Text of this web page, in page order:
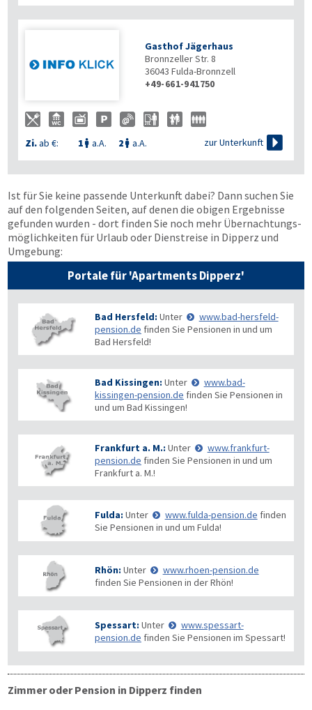
Gasthof Jägerhaus
Bronnzeller Str. 8
36043 Fulda-Bronnzell
+49-661-941750
Zi.ab €: 1  a.A. 2  a.A. zur Unterkunft 
Ist für Sie keine passende Unterkunft dabei? Dann suchen Sie
auf den folgenden Seiten, auf denen die obigen Ergebnisse
gefunden wurden - dort finden Sie noch mehr Übernachtungs­
möglichkeiten für Urlaub oder Dienstreise in Dipperz und
Umgebung:
Portale für 'Apartments Dipperz'
Bad Hersfeld: Unter
www.bad-hersfeld-
pension.de finden Sie Pensionen in und um
Bad Hersfeld!
Bad Kissingen: Unter
www.bad-
kissingen-pension.de finden Sie Pensionen in
und um Bad Kissingen!
Frankfurt a. M.: Unter
www.frankfurt-
pension.de finden Sie Pensionen in und um
Frankfurt a. M.!
Fulda: Unter www.fulda-pension.de finden
Sie Pensionen in und um Fulda!
Rhön: Unter
www.rhoen-pension.de
finden Sie Pensionen in der Rhön!
Spessart: Unter
www.spessart-
pension.de finden Sie Pensionen im Spessart!
Zimmer oder Pension in Dipperz finden